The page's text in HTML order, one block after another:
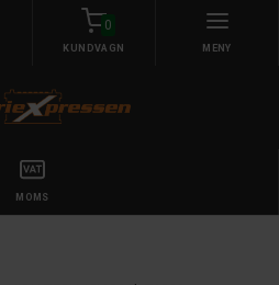
0
KUNDVAGN MENY
MOMS